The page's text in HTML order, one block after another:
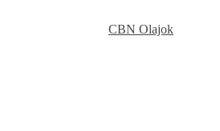
CBN Olajok